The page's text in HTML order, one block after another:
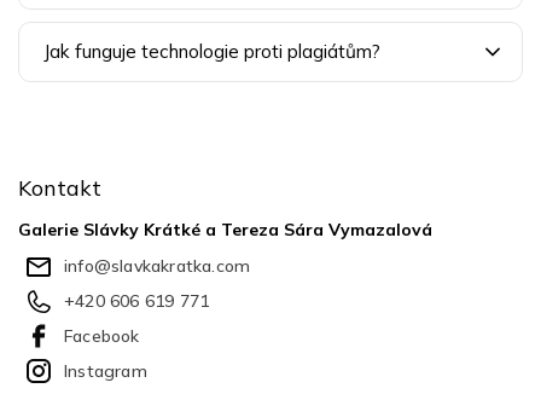
Jak funguje technologie proti plagiátům?
Kontakt
Galerie Slávky Krátké a Tereza Sára Vymazalová
info@slavkakratka.com
+420 606 619 771
Facebook
Instagram